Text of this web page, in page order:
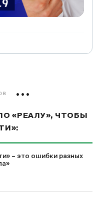
«РЕАЛУ», ЧТОБЫ
– это ошибки разных